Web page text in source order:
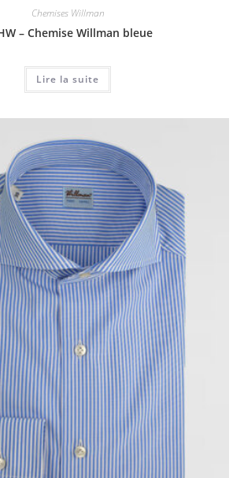
Chemises Willman
– Chemise Willman bleue
Lire la suite